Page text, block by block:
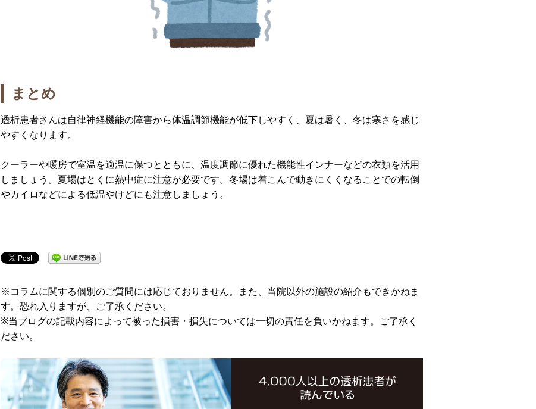
まとめ
透析患者さんは自律神経機能の障害から体温調節機能が低下しやすく、夏は暑く、冬は寒さを感じ
やすくなります。
クーラーや暖房で室温を適温に保つとともに、温度調節に優れた機能性インナーなどの衣類を活用
しましょう。夏場はとくに熱中症に注意が必要です。冬場は着こんで動きにくくなることでの転倒
やカイロなどによる低温やけどにも注意しましょう。
※コラムに関する個別のご質問には応じておりません。また、当院以外の施設の紹介もできかねま
す。恐れ入りますが、ご了承ください。
※当ブログの記載内容によって被った損害・損失については一切の責任を負いかねます。ご了承く
ださい。